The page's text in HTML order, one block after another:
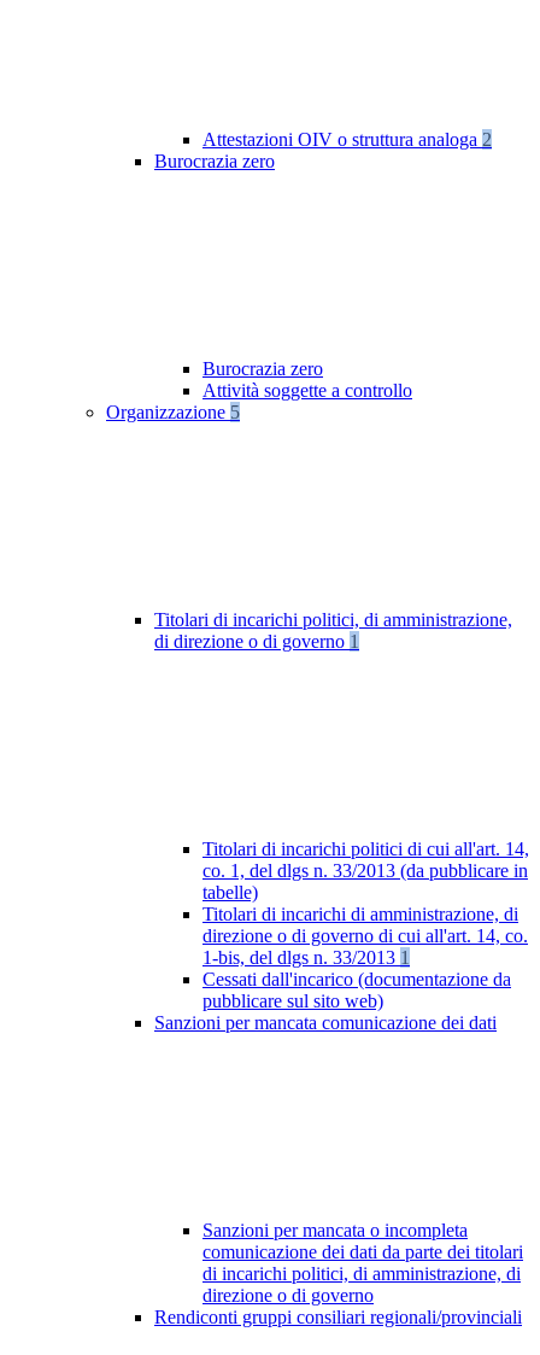
Attestazioni OIV o struttura analoga 2
Burocrazia zero
Burocrazia zero
Attività soggette a controllo
Organizzazione 5
Titolari di incarichi politici, di amministrazione,
di direzione o di governo 1
Titolari di incarichi politici di cui all'art. 14,
co. 1, del dlgs n. 33/2013 (da pubblicare in
tabelle)
Titolari di incarichi di amministrazione, di
direzione o di governo di cui all'art. 14, co.
1-bis, del dlgs n. 33/2013 1
Cessati dall'incarico (documentazione da
pubblicare sul sito web)
Sanzioni per mancata comunicazione dei dati
Sanzioni per mancata o incompleta
comunicazione dei dati da parte dei titolari
di incarichi politici, di amministrazione, di
direzione o di governo
Rendiconti gruppi consiliari regionali/provinciali